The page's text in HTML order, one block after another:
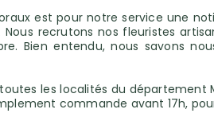
est pour notre service une
recrutons nos fleuristes
Bien entendu, nous savons
les localités du département
commande avant 17h,